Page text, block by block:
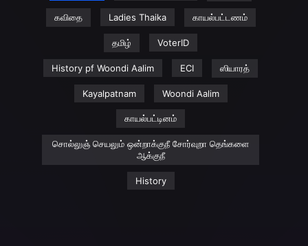
கவிதை Ladies Thaika காயல்பட்டணம்
தமிழ் VoterID
History pf Woondi Aalim ECI ஸியாரத்
Kayalpatnam Woondi Aalim
காயல்பட்டினம்
சொல்லுஞ் செயலும் ஒன்றாக்குநீ சோர்வுறா தெங்களை
ஆக்குநீ
History